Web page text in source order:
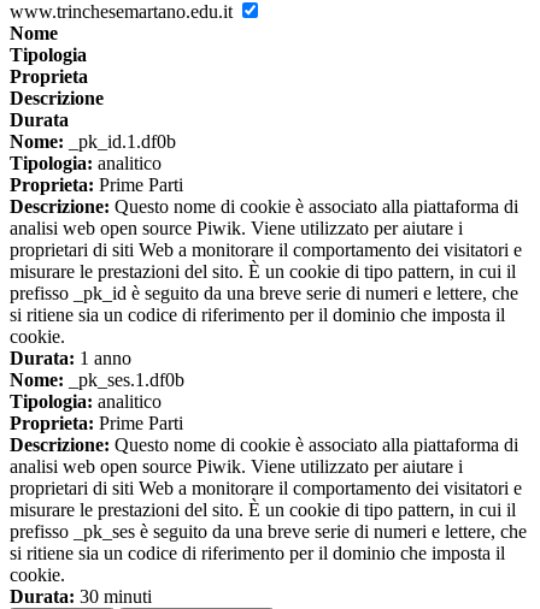
www.trinchesemartano.edu.it
Nome
Tipologia
Proprieta
Descrizione
Durata
Nome: _pk_id.1.df0b
Tipologia: analitico
Proprieta: Prime Parti
Descrizione: Questo nome di cookie è associato alla piattaforma di
analisi web open source Piwik. Viene utilizzato per aiutare i
proprietari di siti Web a monitorare il comportamento dei visitatori e
misurare le prestazioni del sito. È un cookie di tipo pattern, in cui il
prefisso _pk_id è seguito da una breve serie di numeri e lettere, che
si ritiene sia un codice di riferimento per il dominio che imposta il
cookie.
Durata: 1 anno
Nome: _pk_ses.1.df0b
Tipologia: analitico
Proprieta: Prime Parti
Descrizione: Questo nome di cookie è associato alla piattaforma di
analisi web open source Piwik. Viene utilizzato per aiutare i
proprietari di siti Web a monitorare il comportamento dei visitatori e
misurare le prestazioni del sito. È un cookie di tipo pattern, in cui il
prefisso _pk_ses è seguito da una breve serie di numeri e lettere, che
si ritiene sia un codice di riferimento per il dominio che imposta il
cookie.
Durata: 30 minuti